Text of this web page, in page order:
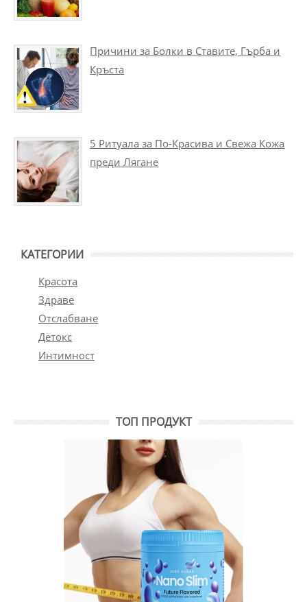
Причини за Болки в Ставите, Гърба и
Кръста
5 Ритуала за По-Красива и Свежа Кожа
преди Лягане
КАТЕГОРИИ
Красота
Здраве
Отслабване
Детокс
Интимност
ТОП ПРОДУКТ